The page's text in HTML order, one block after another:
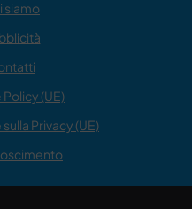
siamo
(UE)
Privacy (UE)